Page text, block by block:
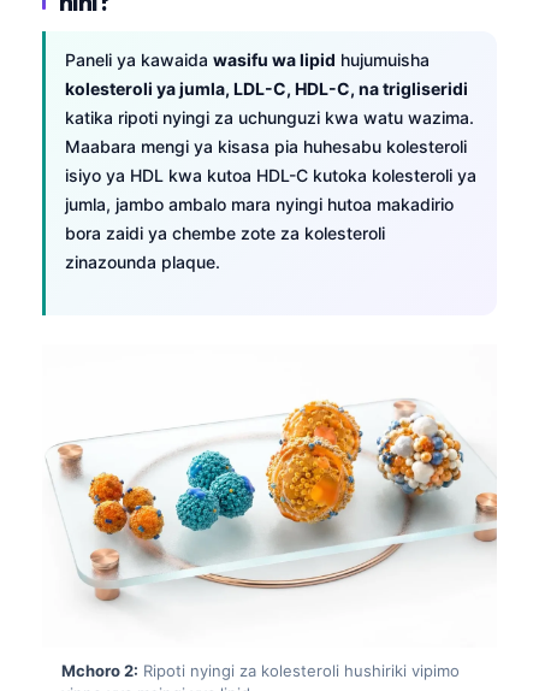
Paneli ya kawaida wasifu wa lipid hujumuisha
kolesteroli ya jumla, LDL-C, HDL-C, na trigliseridi
katika ripoti nyingi za uchunguzi kwa watu wazima.
Maabara mengi ya kisasa pia huhesabu kolesteroli
isiyo ya HDL kwa kutoa HDL-C kutoka kolesteroli ya
jumla, jambo ambalo mara nyingi hutoa makadirio
bora zaidi ya chembe zote za kolesteroli
zinazounda plaque.
Mchoro 2: Ripoti nyingi za kolesteroli hushiriki vipimo